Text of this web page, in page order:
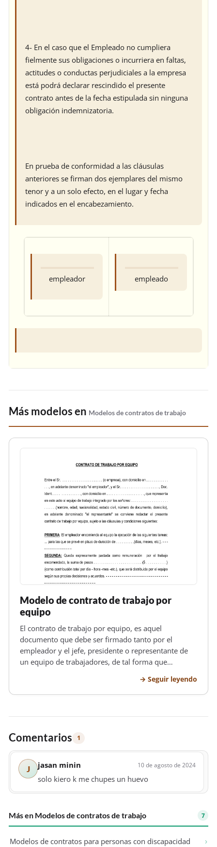
4- En el caso que el Empleado no cumpliera
fielmente sus obligaciones o incurriera en faltas,
actitudes o conductas perjudiciales a la empresa
está podrá declarar rescindido el presente
contrato antes de la fecha estipulada sin ninguna
obligación indemnizatoria.
En prueba de conformidad a las cláusulas
anteriores se firman dos ejemplares del mismo
tenor y a un solo efecto, en el lugar y fecha
indicados en el encabezamiento.
empleador empleado
Más modelos en Modelos de contratos de trabajo
Modelo de contrato de trabajo por
equipo
El contrato de trabajo por equipo, es aquel
documento que debe ser firmado tanto por el
empleador y el jefe, presidente o representante de
un equipo de trabajadores, de tal forma que
contrato de trabajo tiene como característica
importante que el empleador no tiene…
Seguir leyendo
Comentarios 1
J jasan minin 10 de agosto de 2024
solo kiero k me chupes un huevo
Más en Modelos de contratos de trabajo 7
Modelos de contratos para personas con discapacidad